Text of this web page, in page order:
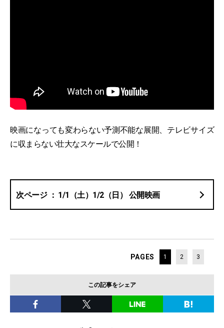
映画になっても変わらない予測不能な展開、テレビサイズ
に収まらない壮大なスケールで公開！
1/1（土）1/2（日） 公開映画
PAGES 1 2 3
この記事をシェア